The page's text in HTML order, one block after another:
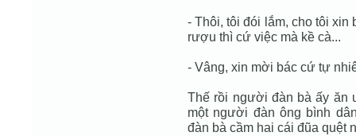
- Thôi, tôi đói lắm, cho tôi xin
rượu thì cứ việc mà kề cà...
- Vâng, xin mời bác cứ tự
Thế rồi người đàn bà ấy ăn
một người đàn ông bình
đàn bà cầm hai cái đũa quệt